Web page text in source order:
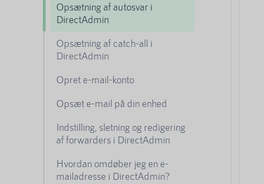
Opsætning af autosvar i
DirectAdmin
Opsætning af catch-all i
DirectAdmin
Opret e-mail-konto
Opsæt e-mail på din enhed
Indstilling, sletning og redigering
af forwarders i DirectAdmin
Hvordan omdøber jeg en e-
mailadresse i DirectAdmin?